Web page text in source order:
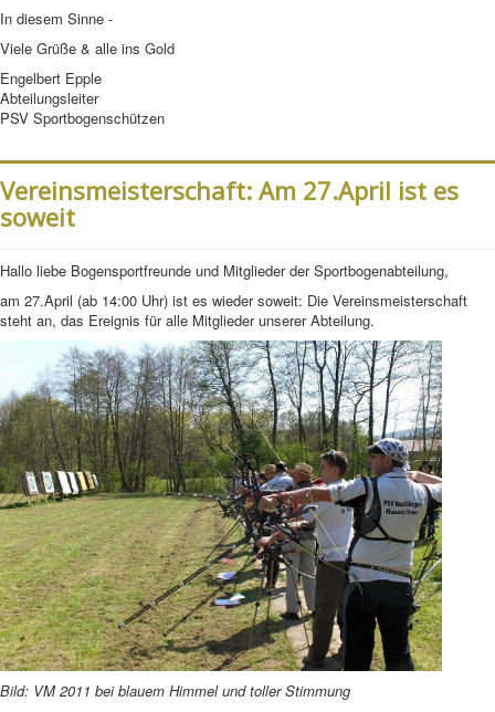
In diesem Sinne -
Viele Grüße & alle ins Gold
Engelbert Epple
Abteilungsleiter
PSV Sportbogenschützen
Vereinsmeisterschaft: Am 27.April ist es
soweit
Hallo liebe Bogensportfreunde und Mitglieder der Sportbogenabteilung,
am 27.April (ab 14:00 Uhr) ist es wieder soweit: Die Vereinsmeisterschaft
steht an, das Ereignis für alle Mitglieder unserer Abteilung.
Bild: VM 2011 bei blauem Himmel und toller Stimmung